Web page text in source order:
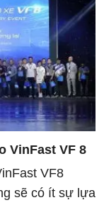
VinFast VF 8
VF8
sẽ có ít sự lựa